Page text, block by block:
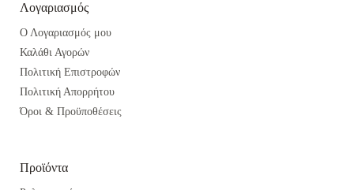
Λογαριασμός
Ο Λογαριασμός μου
Καλάθι Αγορών
Πολιτική Επιστροφών
Πολιτική Απορρήτου
Όροι & Προϋποθέσεις
Προϊόντα